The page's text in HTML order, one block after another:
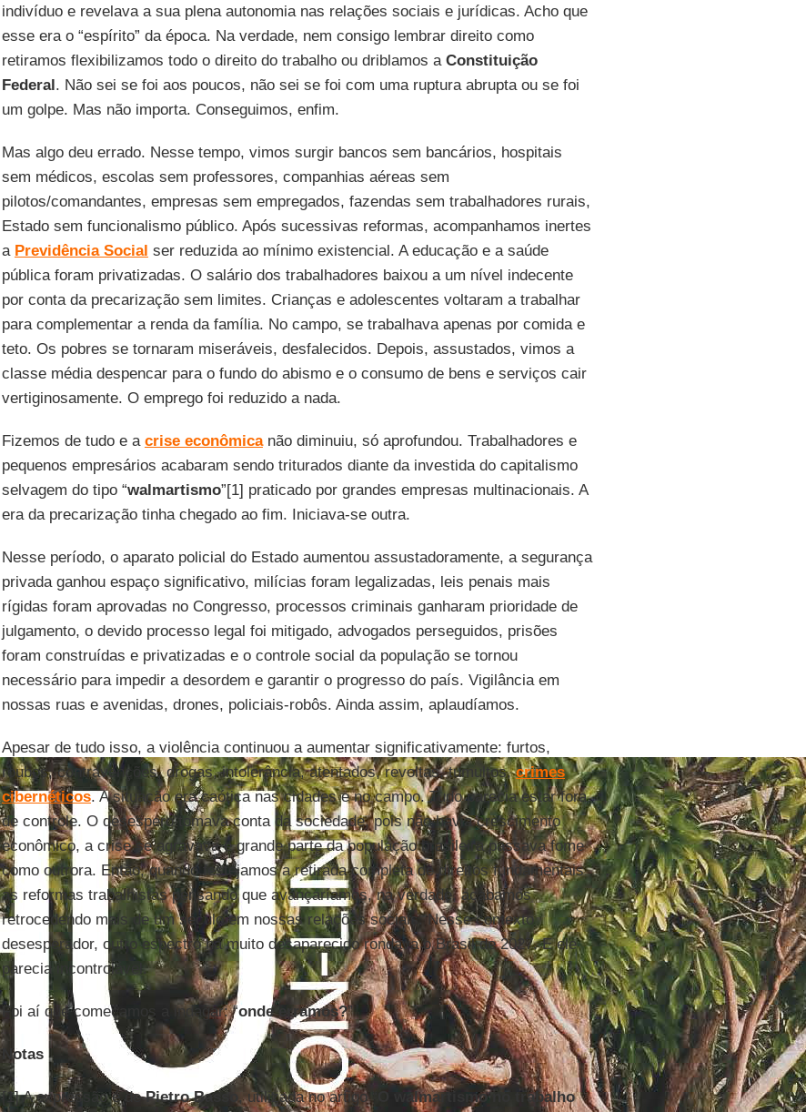
indivíduo e revelava a sua plena autonomia nas relações sociais e jurídicas. Acho que
esse era o “espírito” da época. Na verdade, nem consigo lembrar direito como
retiramos flexibilizamos todo o direito do trabalho ou driblamos a Constituição
Federal. Não sei se foi aos poucos, não sei se foi com uma ruptura abrupta ou se foi
um golpe. Mas não importa. Conseguimos, enfim.
Mas algo deu errado. Nesse tempo, vimos surgir bancos sem bancários, hospitais
sem médicos, escolas sem professores, companhias aéreas sem
pilotos/comandantes, empresas sem empregados, fazendas sem trabalhadores rurais,
Estado sem funcionalismo público. Após sucessivas reformas, acompanhamos inertes
a Previdência Social ser reduzida ao mínimo existencial. A educação e a saúde
pública foram privatizadas. O salário dos trabalhadores baixou a um nível indecente
por conta da precarização sem limites. Crianças e adolescentes voltaram a trabalhar
para complementar a renda da família. No campo, se trabalhava apenas por comida e
teto. Os pobres se tornaram miseráveis, desfalecidos. Depois, assustados, vimos a
classe média despencar para o fundo do abismo e o consumo de bens e serviços cair
vertiginosamente. O emprego foi reduzido a nada.
Fizemos de tudo e a crise econômicanão diminuiu, só aprofundou. Trabalhadores e
pequenos empresários acabaram sendo triturados diante da investida do capitalismo
selvagem do tipo “walmartismo”[1] praticado por grandes empresas multinacionais. A
era da precarização tinha chegado ao fim. Iniciava-se outra.
Nesse período, o aparato policial do Estado aumentou assustadoramente, a segurança
privada ganhou espaço significativo, milícias foram legalizadas, leis penais mais
rígidas foram aprovadas no Congresso, processos criminais ganharam prioridade de
julgamento, o devido processo legal foi mitigado, advogados perseguidos, prisões
foram construídas e privatizadas e o controle social da população se tornou
necessário para impedir a desordem e garantir o progresso do país. Vigilância em
nossas ruas e avenidas, drones, policiais-robôs. Ainda assim, aplaudíamos.
Apesar de tudo isso, a violência continuou a aumentar significativamente: furtos,
roubos, contravenções, drogas, intolerância, atentados, revoltas, tumultos,crimes
cibernéticos. A situação era caótica nas cidades e no campo. Tudo parecia estar fora
de controle. O desespero tomava conta da sociedade, pois não havia crescimento
econômico, a crise se agravava e grande parte da população brasileira passava fome
como outrora. Então, quando festejamos a retirada completa de direitos fundamentais
as reformas trabalhistas pensando que avançaríamos, na verdade, acabamos
retrocedendo mais de um século em nossas relações sociais. Nesse contexto
desesperador, outro espectro há muito desaparecido rondava o Brasil de 2027. E ele
parecia incontrolável.
Foi aí que começamos a indagar: “onde erramos?”
Notas
[1] A expressão é dePietro Basso, utilizada no artigo “
O walmartismo no trabalho